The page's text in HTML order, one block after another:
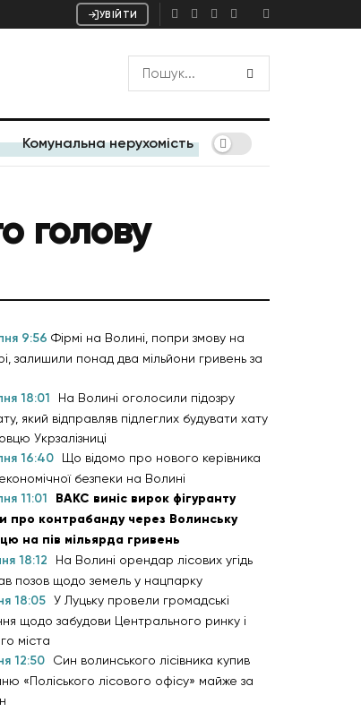
УВІЙТИ
Комунальна нерухомість
голову
9:56 Фірмі на Волині, попри змову на
залишили понад два мільйони гривень за
18:01
На Волині оголосили підозру
який відправляв підлеглих будувати хату
Укрзалізниці
16:40
Що відомо про нового керівника
безпеки на Волині
11:01
ВАКС виніс вирок фігуранту
про контрабанду через Волинську
на пів мільярда гривень
18:12
На Волині орендар лісових угідь
позов щодо земель у нацпарку
18:05 У Луцьку провели громадські
щодо забудови Центрального ринку і
міста
12:50
Син волинського лісівника купив
«Поліського лісового офісу» майже за